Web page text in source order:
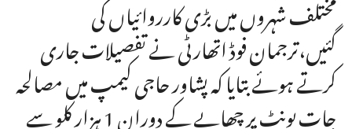
مختلف شہروں میں بڑی کارروائیاں کی
گئیں،ترجمان فوڈ اتھارٹی نے تفصیلات جاری
کرتے ہوئے بتایا کہ پشاور حاجی کیمپ میں مصالحہ
جات یونٹ پر چھاپے کے دوران 1 ہزار کلو سے